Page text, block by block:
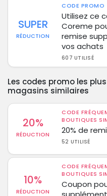
SUPER
RÉDUCTION
CODE PROMO
Utilisez ce
Coreme
remise
vos achats
607 UTILISÉ
Les codes promo les
magasins similaires
20%
RÉDUCTION
CODE
BOUTIQUES
20% de
52 UTILISÉ
10%
RÉDUCTION
CODE
BOUTIQUES
Coupon